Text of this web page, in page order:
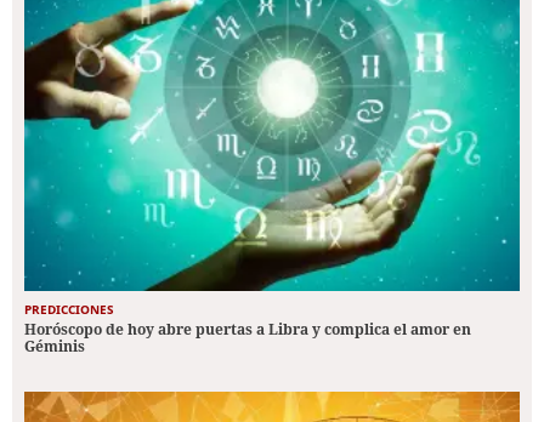
PREDICCIONES
Horóscopo de hoy abre puertas a Libra y complica el amor en
Géminis